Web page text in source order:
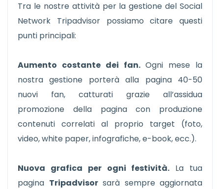
Tra le nostre attività per la gestione del Social
Network Tripadvisor possiamo citare questi
punti principali:
Aumento costante dei fan.Ogni mese la
nostra gestione porterà alla pagina 40-50
nuovi fan, catturati grazie all’assidua
promozione della pagina con produzione
contenuti correlati al proprio target (foto,
video, white paper, infografiche, e-book, ecc.).
Nuova grafica per ogni festività. La tua
pagina Tripadvisorsarà sempre aggiornata